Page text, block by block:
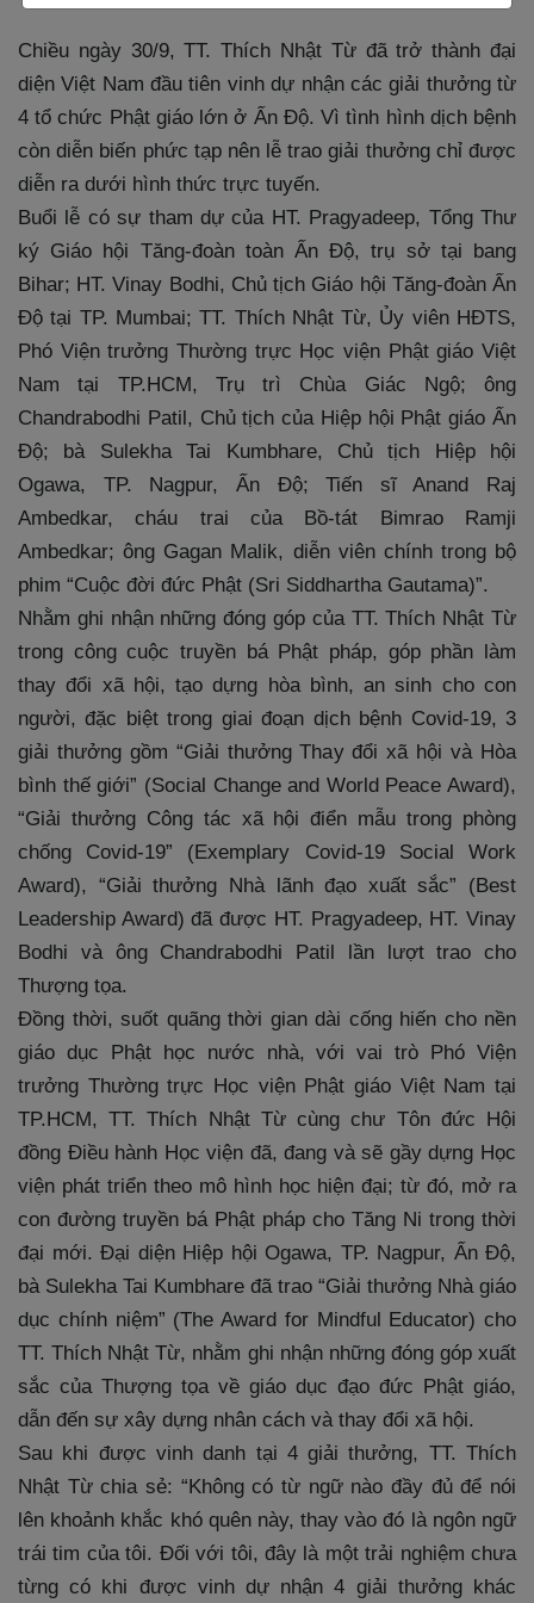
Chiều ngày 30/9, TT. Thích Nhật Từ đã trở thành đại
diện Việt Nam đầu tiên vinh dự nhận các giải thưởng từ
4 tổ chức Phật giáo lớn ở Ấn Độ. Vì tình hình dịch bệnh
còn diễn biến phức tạp nên lễ trao giải thưởng chỉ được
diễn ra dưới hình thức trực tuyến.
Buổi lễ có sự tham dự của HT. Pragyadeep, Tổng Thư
ký Giáo hội Tăng-đoàn toàn Ấn Độ, trụ sở tại bang
Bihar; HT. Vinay Bodhi, Chủ tịch Giáo hội Tăng-đoàn Ấn
Độ tại TP. Mumbai; TT. Thích Nhật Từ, Ủy viên HĐTS,
Phó Viện trưởng Thường trực Học viện Phật giáo Việt
Nam tại TP.HCM, Trụ trì Chùa Giác Ngộ; ông
Chandrabodhi Patil, Chủ tịch của Hiệp hội Phật giáo Ấn
Độ; bà Sulekha Tai Kumbhare, Chủ tịch Hiệp hội
Ogawa, TP. Nagpur, Ấn Độ; Tiến sĩ Anand Raj
Ambedkar, cháu trai của Bồ-tát Bimrao Ramji
Ambedkar; ông Gagan Malik, diễn viên chính trong bộ
phim “Cuộc đời đức Phật (Sri Siddhartha Gautama)”.
Nhằm ghi nhận những đóng góp của TT. Thích Nhật Từ
trong công cuộc truyền bá Phật pháp, góp phần làm
thay đổi xã hội, tạo dựng hòa bình, an sinh cho con
người, đặc biệt trong giai đoạn dịch bệnh Covid-19, 3
giải thưởng gồm “Giải thưởng Thay đổi xã hội và Hòa
bình thế giới” (Social Change and World Peace Award),
“Giải thưởng Công tác xã hội điển mẫu trong phòng
chống Covid-19” (Exemplary Covid-19 Social Work
Award), “Giải thưởng Nhà lãnh đạo xuất sắc” (Best
Leadership Award) đã được HT. Pragyadeep, HT. Vinay
Bodhi và ông Chandrabodhi Patil lần lượt trao cho
Thượng tọa.
Đồng thời, suốt quãng thời gian dài cống hiến cho nền
giáo dục Phật học nước nhà, với vai trò Phó Viện
trưởng Thường trực Học viện Phật giáo Việt Nam tại
TP.HCM, TT. Thích Nhật Từ cùng chư Tôn đức Hội
đồng Điều hành Học viện đã, đang và sẽ gầy dựng Học
viện phát triển theo mô hình học hiện đại; từ đó, mở ra
con đường truyền bá Phật pháp cho Tăng Ni trong thời
đại mới. Đại diện Hiệp hội Ogawa, TP. Nagpur, Ấn Độ,
bà Sulekha Tai Kumbhare đã trao “Giải thưởng Nhà giáo
dục chính niệm” (The Award for Mindful Educator) cho
TT. Thích Nhật Từ, nhằm ghi nhận những đóng góp xuất
sắc của Thượng tọa về giáo dục đạo đức Phật giáo,
dẫn đến sự xây dựng nhân cách và thay đổi xã hội.
Sau khi được vinh danh tại 4 giải thưởng, TT. Thích
Nhật Từ chia sẻ: “Không có từ ngữ nào đầy đủ để nói
lên khoảnh khắc khó quên này, thay vào đó là ngôn ngữ
trái tim của tôi. Đối với tôi, đây là một trải nghiệm chưa
từng có khi được vinh dự nhận 4 giải thưởng khác